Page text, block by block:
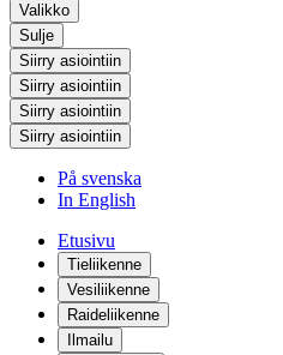
Valikko
Sulje
Siirry asiointiin
Siirry asiointiin
Siirry asiointiin
Siirry asiointiin
På svenska
In English
Etusivu
Tieliikenne
Vesiliikenne
Raideliikenne
Ilmailu